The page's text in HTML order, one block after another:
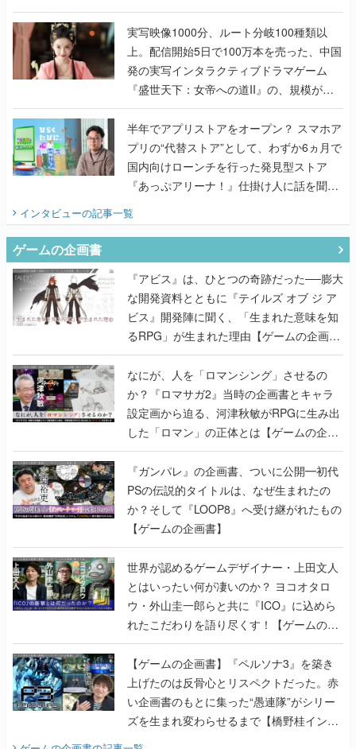
『TATSUJIN EXTREME』で初タッグを組
んだレジェンド2人に訊く開発秘話
実写映像1000分、ルート分岐100種類以
上。配信開始5日で100万本を売った、中国
発の実写インタラクティブドラマゲーム
『盛世天下：女帝への道II』の、規模が違
うこだわりをプロデューサーに聞いた
半年でアプリストアをオープン？ スマホア
プリの“代替ストア”として、わずか6ヵ月で
国内向けローンチを行った発見型ストア
『あっぷアリーナ！』仕掛け人に話を聞い
てみた
インタビューの記事一覧
ゲームの企画書
『アビス』は、ひとつの奇跡だった──膨大
な開発資料とともに『テイルズ オブ ジ ア
ビス』開発陣に聞く、「生まれた意味を知
るRPG」が生まれた理由【ゲームの企画
書】
なにが、人を「ロマンシング」させるの
か？『ロマサガ2』当時の企画書とキャラ
設定画から迫る、河津秋敏がRPGに生み出
した「ロマン」の正体とは【ゲームの企画
書】
『ガンパレ』の企画書、ついに公開━初代
PSの伝説的タイトルは、なぜ生まれたの
か？そして『LOOP8』へ受け継がれたもの
【ゲームの企画書】
世界が認めるゲームデザイナー・上田文人
とはいったい何が凄いのか？ ヨコオタロ
ウ・外山圭一郎らと共に『ICO』に込めら
れたこだわりを語り尽くす！【ゲームの企
画書】
【ゲームの企画書】『ペルソナ3』を築き
上げたのは反骨心とリスペクトだった。赤
い企画書のもとに集った“愚連隊”がシリー
ズを生まれ変わらせるまで【橋野桂インタ
ビュー】